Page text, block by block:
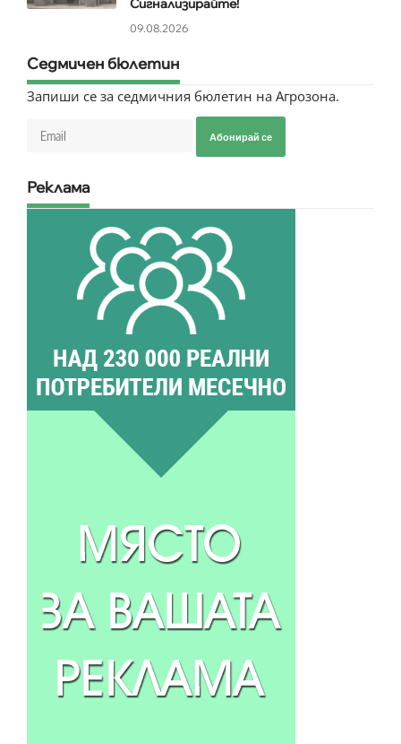
Сигнализирайте!
09.08.2026
Седмичен бюлетин
Запиши се за седмичния бюлетин на Агрозона.
Абонирай се
Реклама